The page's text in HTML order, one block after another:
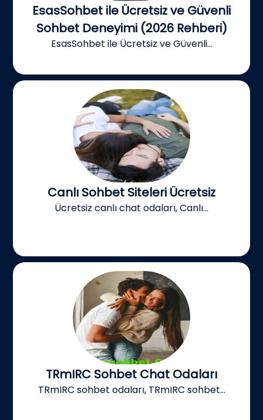
EsasSohbet ile Ücretsiz ve Güvenli
Sohbet Deneyimi (2026 Rehberi)
EsasSohbet ile Ücretsiz ve Güvenli...
Canlı Sohbet Siteleri Ücretsiz
Ücretsiz canlı chat odaları, Canlı...
TRmIRC Sohbet Chat Odaları
TRmIRC sohbet odaları, TRmIRC sohbet...